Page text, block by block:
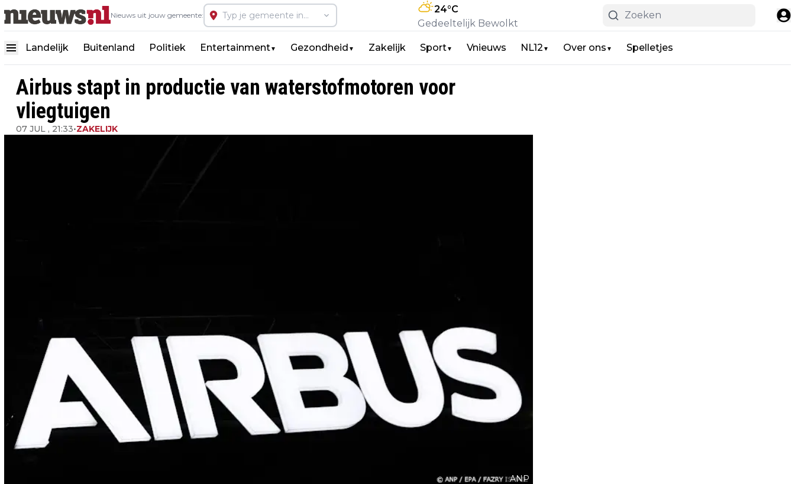
Nieuws uit jouw gemeente:
24°C
Gedeeltelijk Bewolkt
Landelijk Buitenland Politiek Entertainment▼ Gezondheid ▼ Zakelijk Sport▼ Vnieuws NL12 ▼ Over ons ▼ Spelletjes
Airbus stapt in productie van waterstofmotoren voor
vliegtuigen
07 JUL , 21:33•ZAKELIJK
ANP